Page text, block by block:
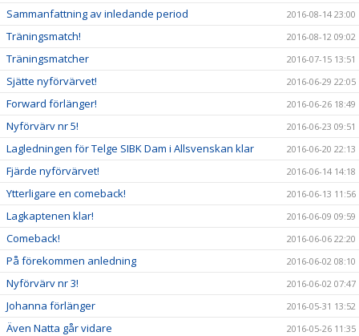
Sammanfattning av inledande period 2016-08-14 23:00
Träningsmatch! 2016-08-12 09:02
Träningsmatcher 2016-07-15 13:51
Sjätte nyförvärvet! 2016-06-29 22:05
Forward förlänger! 2016-06-26 18:49
Nyförvärv nr 5! 2016-06-23 09:51
Lagledningen för Telge SIBK Dam i Allsvenskan klar 2016-06-20 22:13
Fjärde nyförvärvet! 2016-06-14 14:18
Ytterligare en comeback! 2016-06-13 11:56
Lagkaptenen klar! 2016-06-09 09:59
Comeback! 2016-06-06 22:20
På förekommen anledning 2016-06-02 08:10
Nyförvärv nr 3! 2016-06-02 07:47
Johanna förlänger 2016-05-31 13:52
Även Natta går vidare 2016-05-26 11:35